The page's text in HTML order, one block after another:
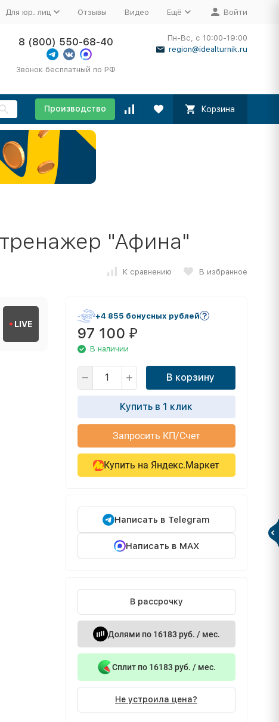
Для юр. лиц Отзывы Видео Ещё Войти
8 (800) 550-68-40
Звонок бесплатный по РФ
Пн-Вс, с 10:00-19:00
region@idealturnik.ru
Производство Корзина
"Афина"
К сравнению В избранное
LIVE
+4 855 бонусных рублей
97 100 ₽
В наличии
В корзину
Купить в 1 клик
Запросить КП/Счет
Купить на Яндекс.Маркет
Написать в Telegram
Написать в MAX
В рассрочку
Долями по 16183 руб. / мес.
Сплит по 16183 руб. / мес.
Не устроила цена?